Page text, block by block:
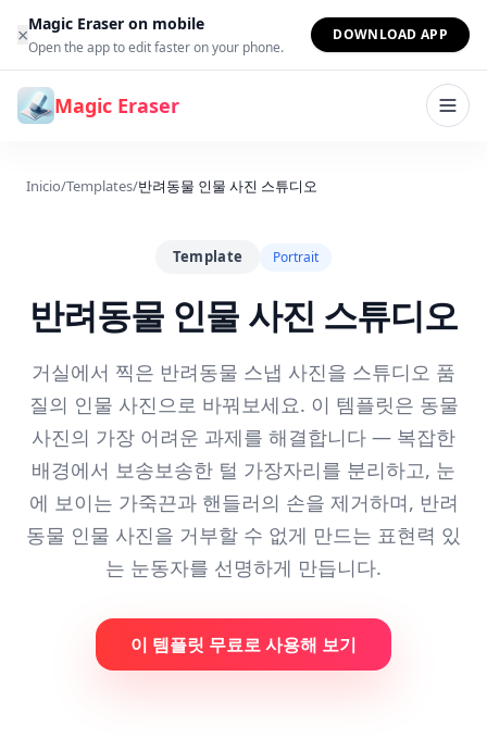
Saltar al contenido
×Magic Eraser on mobile
Open the app to edit faster on your phone.
DOWNLOAD APP
Magic Eraser
Inicio/Templates/반려동물 인물 사진 스튜디오
Template Portrait
반려동물 인물 사진 스튜디오
거실에서 찍은 반려동물 스냅 사진을 스튜디오 품
질의 인물 사진으로 바꿔보세요. 이 템플릿은 동물
사진의 가장 어려운 과제를 해결합니다 — 복잡한
배경에서 보송보송한 털 가장자리를 분리하고, 눈
에 보이는 가죽끈과 핸들러의 손을 제거하며, 반려
동물 인물 사진을 거부할 수 없게 만드는 표현력 있
는 눈동자를 선명하게 만듭니다.
이 템플릿 무료로 사용해 보기